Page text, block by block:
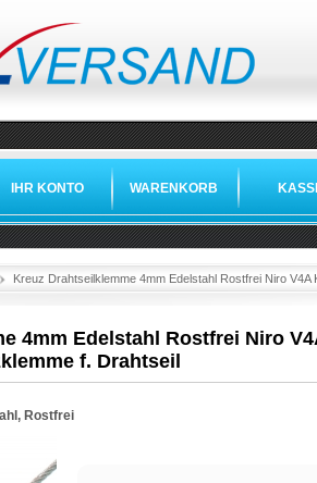
IHR KONTO WARENKORB
Kreuz Drahtseilklemme 4mm Edelstahl Rostfrei Niro V4A
4mm Edelstahl Rostfrei Niro
f. Drahtseil
Rostfrei